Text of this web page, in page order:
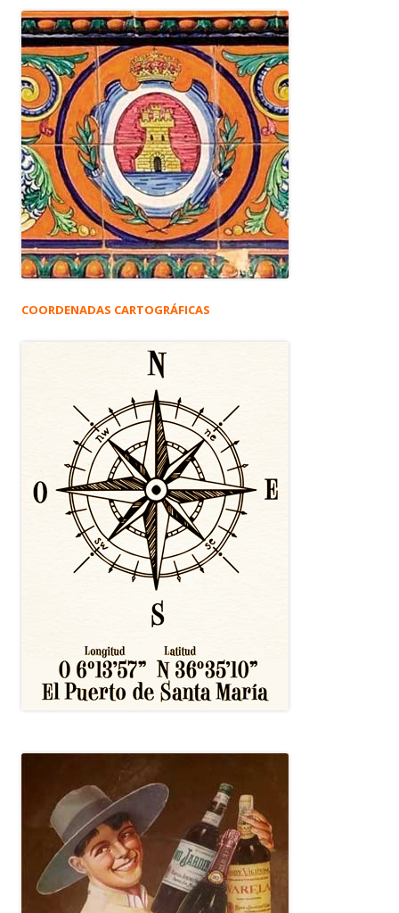
COORDENADAS CARTOGRÁFICAS